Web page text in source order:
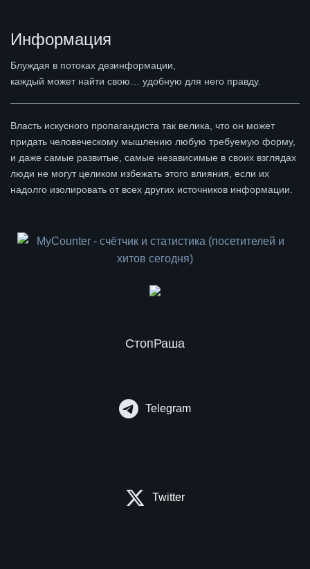
Информация
Блуждая в потоках дезинформации,
каждый может найти свою… удобную для него правду.
Власть искусного пропагандиста так велика, что он может
придать человеческому мышлению любую требуемую форму,
и даже самые развитые, самые независимые в своих взглядах
люди не могут целиком избежать этого влияния, если их
надолго изолировать от всех других источников информации.
СтопРаша
Telegram
Twitter